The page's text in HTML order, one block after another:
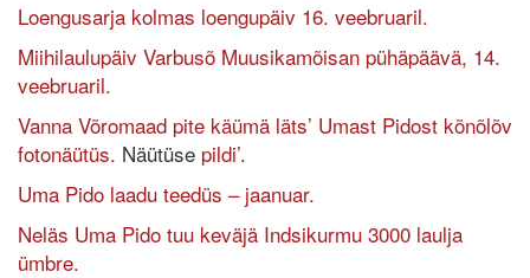
Loengusarja kolmas loengupäiv 16. veebruaril.
Miihilaulupäiv Varbusõ Muusikamõisan pühäpäävä, 14.
veebruaril.
Vanna Võromaad pite käümä läts’ Umast Pidost kõnõlõv
fotonäütüs. Näütüse pildi’.
Uma Pido laadu teedüs – jaanuar.
Neläs Uma Pido tuu keväjä Indsikurmu 3000 laulja
ümbre.